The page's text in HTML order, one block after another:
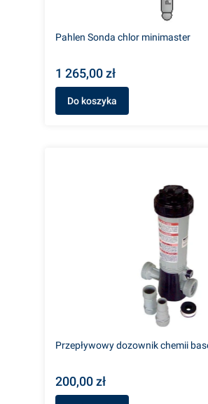
Pahlen Sonda chlor minimaster
1 265,00 zł
Do koszyka
Przepływowy dozownik chemii
200,00 zł